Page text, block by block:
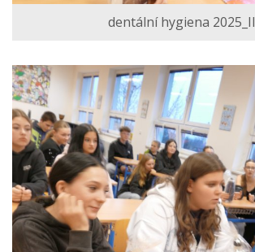
dentální hygiena 2025_II